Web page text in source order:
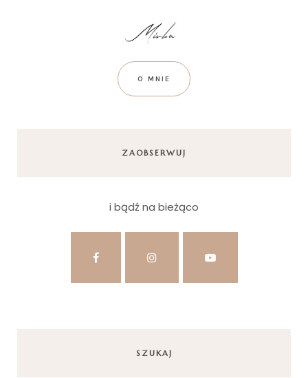
O MNIE
ZAOBSERWUJ
i bądź na bieżąco
SZUKAJ